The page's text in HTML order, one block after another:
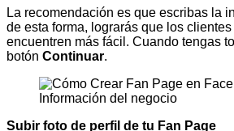
La recomendación es que escribas la
de esta forma, lograrás que los
encuentren más fácil. Cuando tengas
botón Continuar.
Subir foto de perfil de tu Fan Page